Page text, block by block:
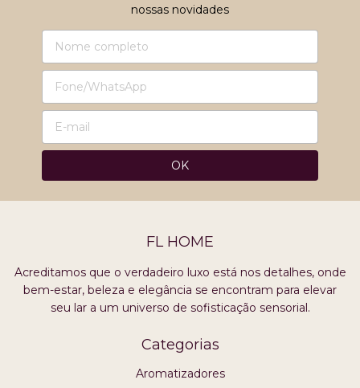
nossas novidades
FL HOME
Acreditamos que o verdadeiro luxo está nos detalhes, onde
bem-estar, beleza e elegância se encontram para elevar
seu lar a um universo de sofisticação sensorial.
Categorias
Aromatizadores